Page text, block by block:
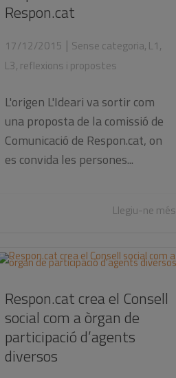
Respon.cat
17/12/2015 | Sense categoria, L1,
L3, reflexions i propostes
L'origen L'Ideari va sortir com
una proposta de la comissió de
Comunicació de Respon.cat, on
es convida les persones...
Llegiu-ne més
Respon.cat crea el Consell
social com a òrgan de
participació d’agents
diversos